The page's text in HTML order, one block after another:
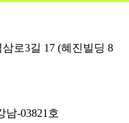
로3길 17 (혜진빌딩 8
남-03821호